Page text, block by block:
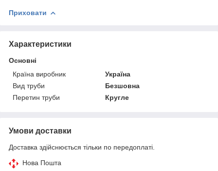
Приховати
Характеристики
Основні
Країна виробник
Україна
Вид труби
Безшовна
Перетин труби
Кругле
Умови доставки
Доставка здійснюється тільки по передоплаті.
Нова Пошта